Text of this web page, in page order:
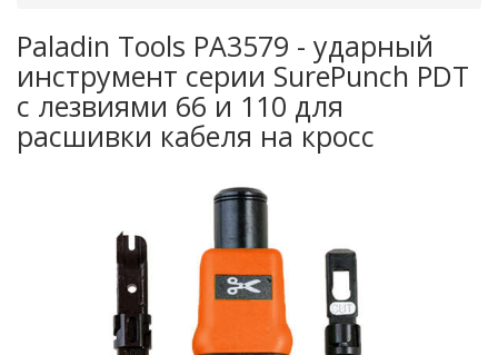
Paladin Tools PA3579 - ударный
инструмент серии SurePunch PDT
с лезвиями 66 и 110 для
расшивки кабеля на кросс